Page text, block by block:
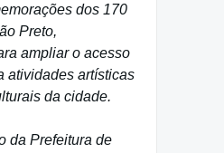
dos 170
Preto,
ampliar o acesso
atividades artísticas
da cidade.
da Prefeitura de